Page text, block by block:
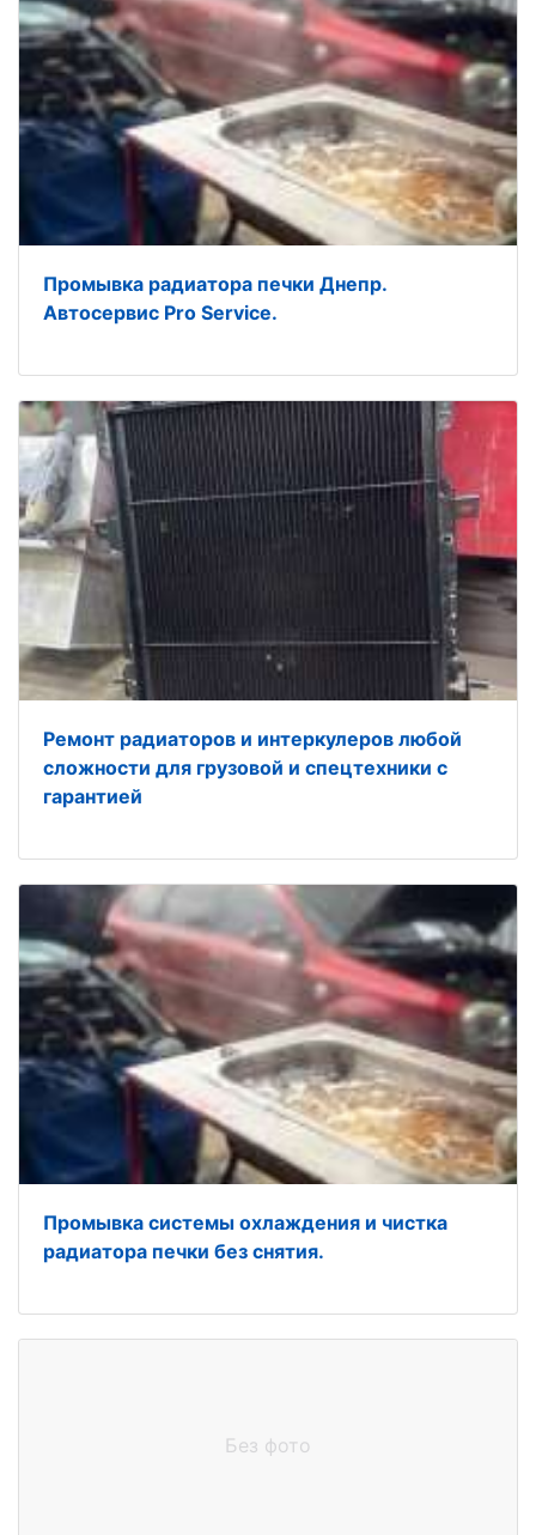
Промывка радиатора печки Днепр.
Автосервис Pro Service.
Ремонт радиаторов и интеркулеров любой
сложности для грузовой и спецтехники с
гарантией
Промывка системы охлаждения и чистка
радиатора печки без снятия.
Без фото